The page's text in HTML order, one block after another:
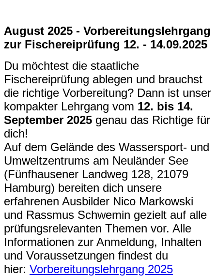
August 2025 - Vorbereitungslehrgang
zur Fischereiprüfung 12. - 14.09.2025
Du möchtest die staatliche
Fischereiprüfung ablegen und brauchst
die richtige Vorbereitung? Dann ist unser
kompakter Lehrgang vom 12. bis 14.
September 2025 genau das Richtige für
dich!
Auf dem Gelände des Wassersport- und
Umweltzentrums am Neuländer See
(Fünfhausener Landweg 128, 21079
Hamburg) bereiten dich unsere
erfahrenen Ausbilder Nico Markowski
und Rassmus Schwemin gezielt auf alle
prüfungsrelevanten Themen vor. Alle
Informationen zur Anmeldung, Inhalten
und Voraussetzungen findest du
hier: Vorbereitungslehrgang 2025